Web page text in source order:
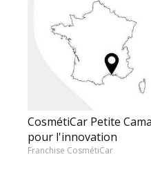
CosmétiCar Petite
pour l'innovation
Franchise CosmétiCar